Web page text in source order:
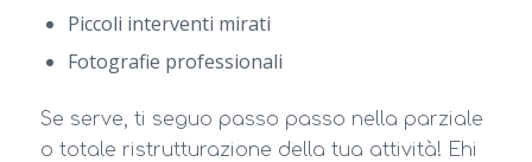
Piccoli interventi mirati
Fotografie professionali
Se serve, ti seguo passo passo nella parziale
o totale ristrutturazione della tua attività! Ehi